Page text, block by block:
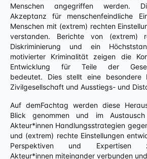
Menschen angegriffen werden.
Akzeptanz für menschenfeindliche
Menschen mit (extrem) rechten
verstanden. Berichte von (extrem)
Diskriminierung und ein
motivierter Kriminalität zeigen die
Entwicklung für Teile der
bedeutet. Dies stellt eine besondere
Zivilgesellschaft und Ausstiegs- und
Auf demFachtag werden diese
Blick genommen und im
Akteur*innen Handlungsstrategien
und (extrem) rechte Einstellungen
Perspektiven und Expertisen
Akteur*innen miteinander verbunden